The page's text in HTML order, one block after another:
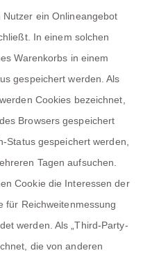
ein Onlineangebot
In einem solchen
Warenkorbs in einem
gespeichert werden. Als
Cookies bezeichnet,
Browsers gespeichert
Status gespeichert werden,
Tagen aufsuchen.
Cookie die Interessen der
für Reichweitenmessung
werden. Als „Third-Party-
die von anderen